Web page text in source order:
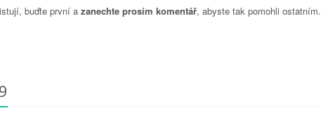
buďte první a zanechte prosím komentář, abyste tak pomohli ostatním.